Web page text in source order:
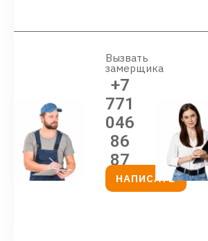
Вызвать
замерщика
+7
771
046
86
87
НАПИСАТЬ